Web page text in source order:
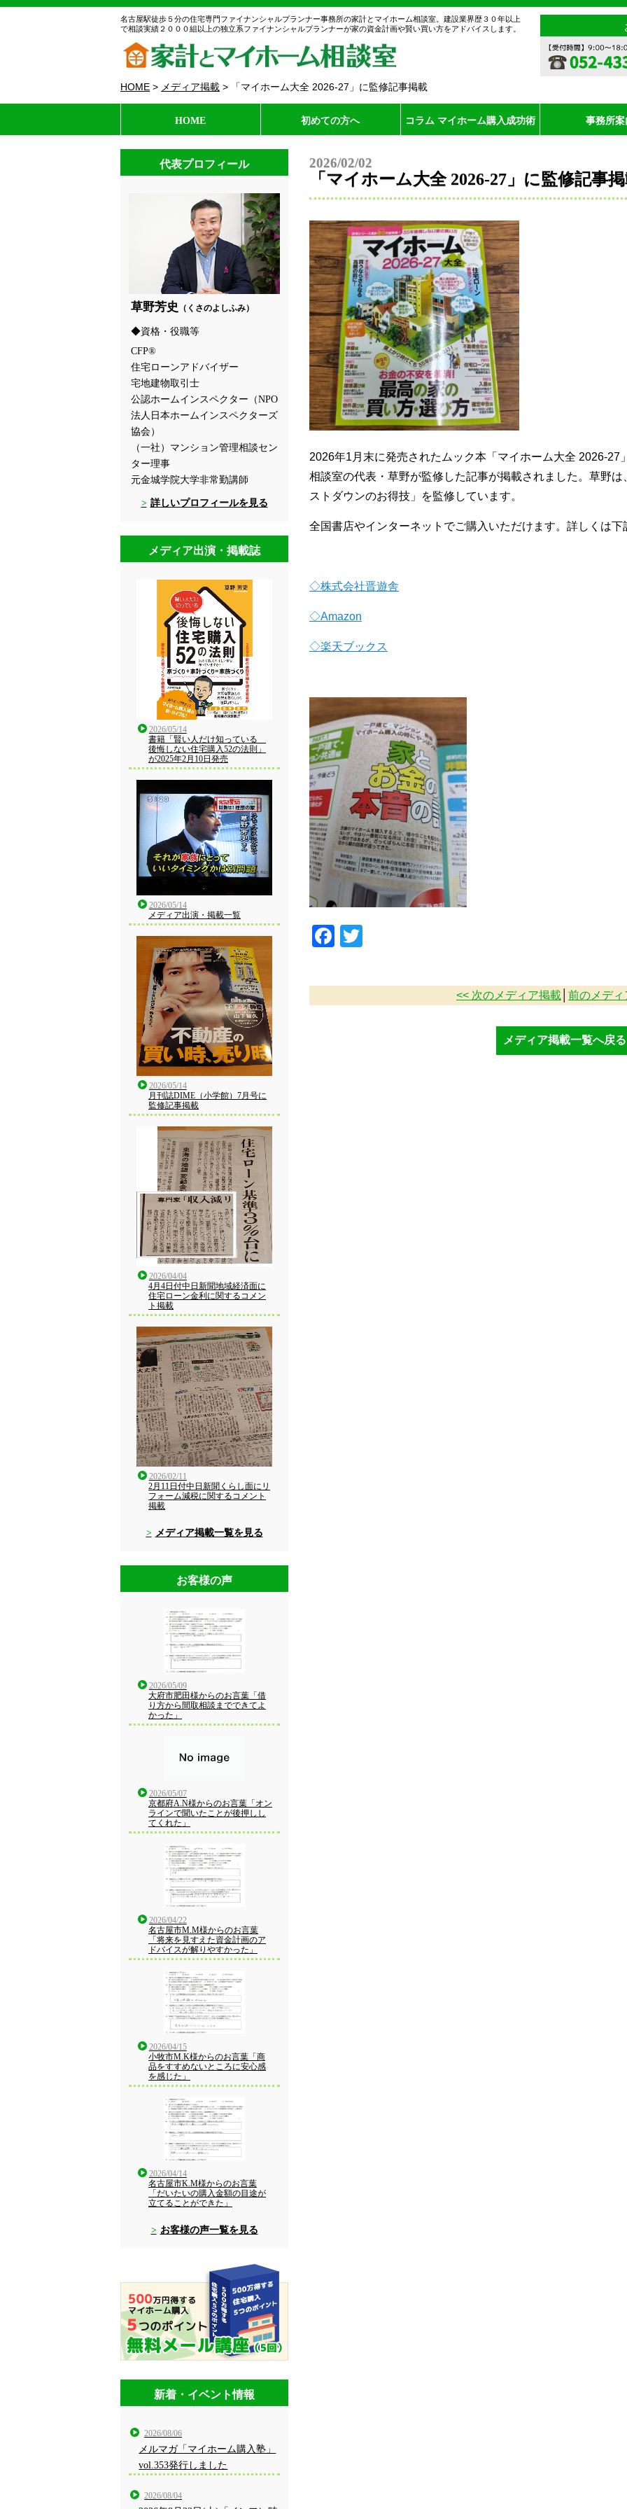
名古屋駅徒歩５分の住宅専門ファイナンシャルプランナー事務所の家計とマイホーム相談室。建設業界歴３０年以上
で相談実績２０００組以上の独立系ファイナンシャルプランナーが家の資金計画や賢い買い方をアドバイスします。
HOME > メディア掲載 > 「マイホーム大全 2026-27」に監修記事掲載
HOME 初めての方へ コラム マイホーム購入成功術 事務所案
2026/02/02
「マイホーム大全 2026-27」に監修記事
2026年1月末に発売されたムック本「マイホーム大全 2026-27
相談室の代表・草野が監修した記事が掲載されました。草野
ストダウンのお得技」を監修しています。
全国書店やインターネットでご購入いただけます。詳しくは下
◇株式会社晋遊舎
◇Amazon
◇楽天ブックス
Facebook
<< 次のメディア掲載 前のメディ
メディア掲載一覧へ戻る
代表プロフィール
草野芳史 （くさのよしふみ）
資格・役職等
CFP®
住宅ローンアドバイザー
宅地建物取引士
公認ホームインスペクター（NPO
法人日本ホームインスペクターズ
協会）
（一社）マンション管理相談セン
ター理事
元金城学院大学非常勤講師
詳しいプロフィールを見る
メディア出演・掲載誌
2026/05/14
書籍「賢い人だけ知っている
後悔しない住宅購入52の法則」
が2025年2月10日発売
2026/05/14
メディア出演・掲載一覧
2026/05/14
月刊誌DIME（小学館）7月号に
監修記事掲載
2026/04/04
4月4日付中日新聞地域経済面に
住宅ローン金利に関するコメン
ト掲載
2026/02/11
2月11日付中日新聞くらし面にリ
フォーム減税に関するコメント
掲載
メディア掲載一覧を見る
お客様の声
2026/05/09
大府市肥田様からのお言葉「借
り方から間取相談までできてよ
かった」
2026/05/07
京都府A.N様からのお言葉「オン
ラインで聞いたことが後押しし
てくれた」
2026/04/22
名古屋市M.M様からのお言葉
「将来を見すえた資金計画のア
ドバイスが解りやすかった」
2026/04/15
小牧市M.K様からのお言葉「商
品をすすめないところに安心感
を感じた」
2026/04/14
名古屋市K.M様からのお言葉
「だいたいの購入金額の目途が
立てることができた」
お客様の声一覧を見る
新着・イベント情報
2026/08/06
メルマガ「マイホーム購入塾」
vol.353発行しました
2026/08/04